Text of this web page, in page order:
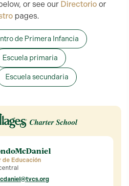
or see our Directorio or
pages.
de Primera Infancia
Escuela primaria
Escuela secundaria
McDaniel
de Educación